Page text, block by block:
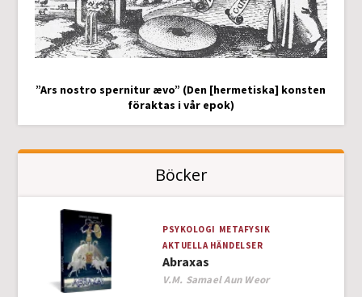
”Ars nostro spernitur ævo” (Den [hermetiska] konsten
föraktas i vår epok)
Böcker
PSYKOLOGI METAFYSIK
AKTUELLA HÄNDELSER
Abraxas
Author
V.M. Samael Aun Weor